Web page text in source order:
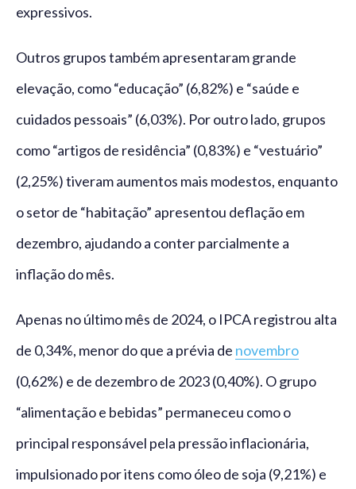
expressivos.
Outros grupos também apresentaram grande
elevação, como “educação” (6,82%) e “saúde e
cuidados pessoais” (6,03%). Por outro lado, grupos
como “artigos de residência” (0,83%) e “vestuário”
(2,25%) tiveram aumentos mais modestos, enquanto
o setor de “habitação” apresentou deflação em
dezembro, ajudando a conter parcialmente a
inflação do mês.
Apenas no último mês de 2024, o IPCA registrou alta
de 0,34%, menor do que a prévia de novembro
(0,62%) e de dezembro de 2023 (0,40%). O grupo
“alimentação e bebidas” permaneceu como o
principal responsável pela pressão inflacionária,
impulsionado por itens como óleo de soja (9,21%) e